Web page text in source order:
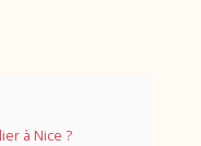
à Nice ?